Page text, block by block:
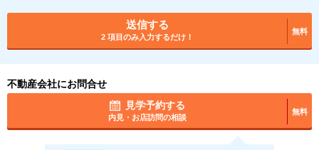
送信する
2 項目のみ入力するだけ！
無料
不動産会社にお問合せ
見学予約する
内見・お店訪問の相談
無料